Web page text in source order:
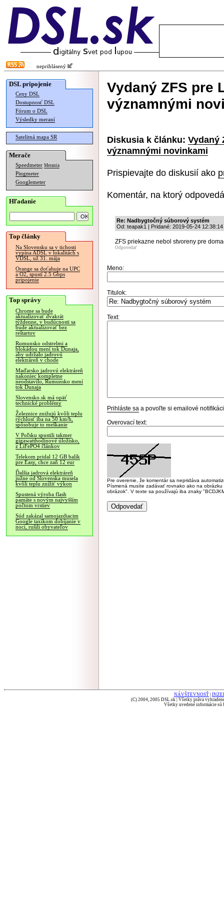
neprihlásený
DSL pripojenie
Ceny DSL
Dostupnosť DSL
Fórum o DSL
Výsledky meraní
Satelitná mapa SR
Merače
Speedmeter Merania
Pingmeter
Googlemeter
Hľadanie
Top články
Na Slovensku sa v tichosti
vypína ADSL v lokalitách s
VDSL, už 31. mája
Orange sa doťahuje na UPC
a O2, spustí 2.5 Gbps
pripojenie
Top správy
Chrome sa bude
aktualizovať dvakrát
týždenne, v budúcnosti sa
bude aktualizovať bez
reštartov
Rumunsko odstrelmi a
blokádou mení tok Dunaja,
aby udržalo jadrovú
elektráreň v chode
Maďarsko jadrovú elektráreň
nakoniec kompletne
neodstavilo, Rumunsko mení
tok Dunaja
Slovensko.sk má opäť
technické problémy
Železnice znižujú kvôli teplu
rýchlosť iba na 50 km/h,
spôsobuje to meškanie
V Poľsku spustili takmer
gigawatthodinové úložisko,
z LiFePO4 článkov
Telekom pridal 12 GB balík
pre Easy, chce zaň 12 eur
Ďalšia jadrová elektráreň
južne od Slovenska musela
kvôli teplu znížiť výkon
Spustená výroba flash
pamäte s novým najvyšším
počtom vrstiev
Súd zakázal samojazdiacim
Google taxíkom dobíjanie v
noci, rušili obyvateľov
Vydaný ZFS pre
významnými
Diskusia k článku: Vydaný
významnými novinkami
Prispievajte do diskusií ako
Komentár, na ktorý
Re: Nadbygtočný súborový systém
Od: teapak1 | Pridané: 2019-05-24 12:38:14
ZFS priekazne nebol stvoreny pre
Odpovedať
Meno:
Titulok:
Text:
Prihláste sa a povoľte si emailové
Overovací text:
Pre overenie, že komentár sa nepridáva
Písmená musíte zadávať rovnako ako na
obrázok". V texte sa používajú iba znaky
NÁVŠTEVNOSŤ
(C) 2004, 2005 DSL.sk | Všetky práva
Všetky uvedené informácie sú